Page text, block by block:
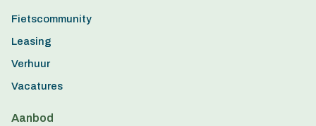
Fietscommunity
Leasing
Verhuur
Vacatures
Aanbod